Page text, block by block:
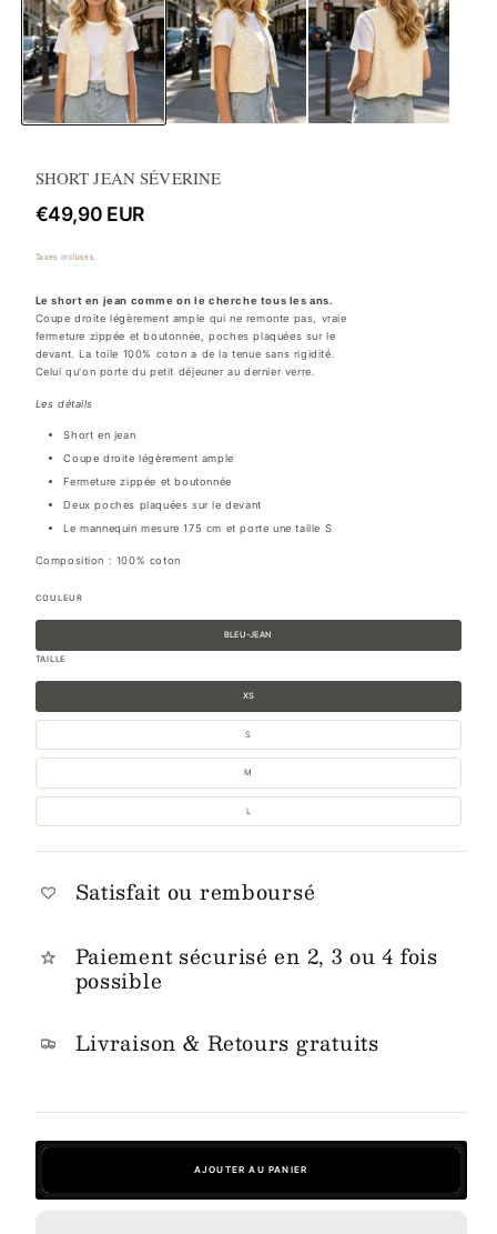
1
dans
une
fenêtre
modale
SHORT JEAN SÉVERINE
Prix
habituel
€49,90 EUR
Taxes incluses.
Le short en jean comme on le cherche tous les ans.
Coupe droite légèrement ample qui ne remonte pas, vraie
fermeture zippée et boutonnée, poches plaquées sur le
devant. La toile 100% coton a de la tenue sans rigidité.
Celui qu'on porte du petit déjeuner au dernier verre.
Les détails
Short en jean
Coupe droite légèrement ample
Fermeture zippée et boutonnée
Deux poches plaquées sur le devant
Le mannequin mesure 175 cm et porte une taille S
Composition : 100% coton
COULEUR
BLEU-JEAN
TAILLE
XS
S
M
L
Satisfait ou remboursé
Paiement sécurisé en 2, 3 ou 4 fois
possible
Livraison & Retours gratuits
AJOUTER AU PANIER